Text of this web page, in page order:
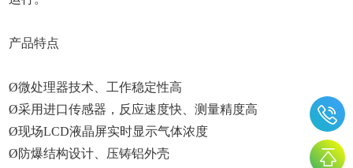
产品特点
Ø微处理器技术、工作稳定性高
Ø采用进口传感器，反应速度快、测量精度高
Ø现场LCD液晶屏实时显示气体浓度
Ø防爆结构设计、压铸铝外壳